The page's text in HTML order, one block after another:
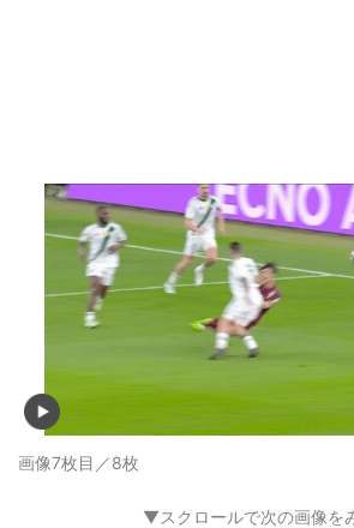
画像7枚目／8枚
▼スクロールで次の画像を